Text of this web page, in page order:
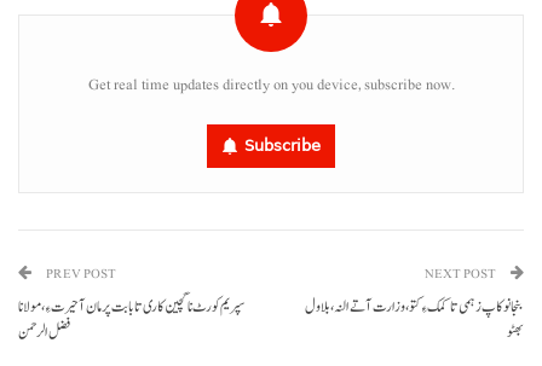
Get real time updates directly on you device, subscribe now.
Subscribe
PREV POST
سپریم کورٹ نا گچین کاری تا بابت پرمان آ حیرت ءِ، مولانا
فضل الرحمن
NEXT POST
بنجا نوکاپ زہمی تا کمک ءِ کتو، وزارت آتے النہ، بلاول
بھٹو